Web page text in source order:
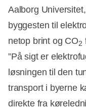
Aalborg
byggesten til
netop brint og CO2
”På sigt er
løsningen til den
transport i byerne
direkte fra